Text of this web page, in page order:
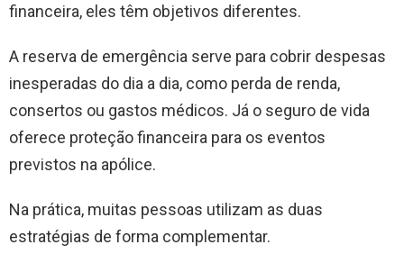
financeira, eles têm objetivos diferentes.
A reserva de emergência serve para cobrir despesas
inesperadas do dia a dia, como perda de renda,
consertos ou gastos médicos. Já o seguro de vida
oferece proteção financeira para os eventos
previstos na apólice.
Na prática, muitas pessoas utilizam as duas
estratégias de forma complementar.